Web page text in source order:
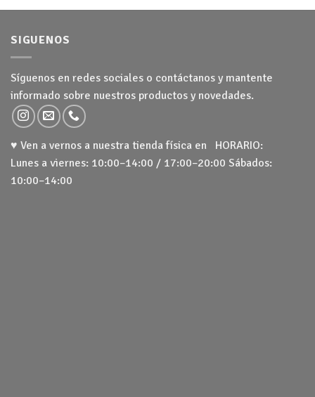
SIGUENOS
Síguenos en redes sociales o contáctanos y mantente
informado sobre nuestros productos y novedades.
♥ Ven a vernos a nuestra tienda física en HORARIO:
Lunes a viernes: 10:00–14:00 / 17:00–20:00 Sábados:
10:00–14:00